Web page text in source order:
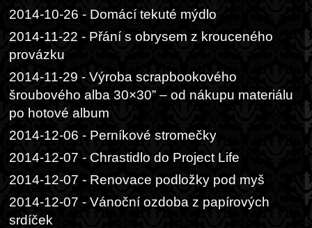
2014-10-26 - Domácí tekuté mýdlo
2014-11-22 - Přání s obrysem z krouceného
provázku
2014-11-29 - Výroba scrapbookového
šroubového alba 30×30” – od nákupu materiálu
po hotové album
2014-12-06 - Perníkové stromečky
2014-12-07 - Chrastidlo do Project Life
2014-12-07 - Renovace podložky pod myš
2014-12-07 - Vánoční ozdoba z papírových
srdíček